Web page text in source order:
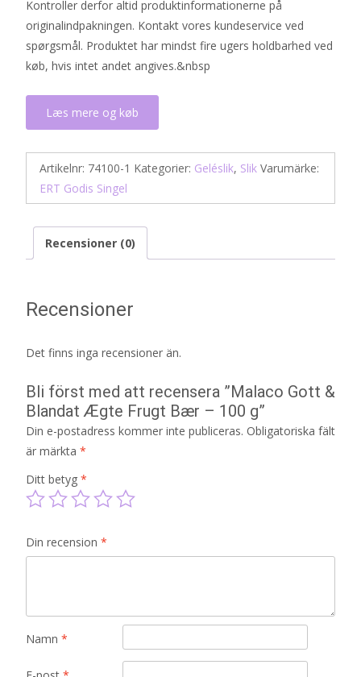
Kontroller derfor altid produktinformationerne på
originalindpakningen. Kontakt vores kundeservice ved
spørgsmål. Produktet har mindst fire ugers holdbarhed ved
køb, hvis intet andet angives.&nbsp
Læs mere og køb
Artikelnr: 74100-1 Kategorier: Geléslik, Slik Varumärke:
ERT Godis Singel
Recensioner (0)
Recensioner
Det finns inga recensioner än.
Bli först med att recensera ”Malaco Gott &
Blandat Ægte Frugt Bær – 100 g”
Din e-postadress kommer inte publiceras. Obligatoriska fält
är märkta *
Ditt betyg *
Din recension *
Namn *